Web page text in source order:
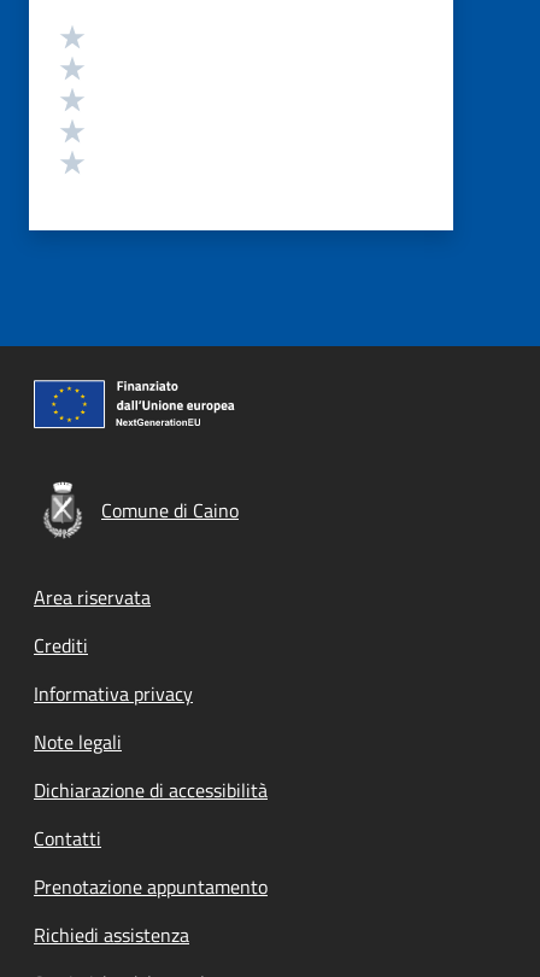
Valutazione
Comune di Caino
Footer menu
Area riservata
Crediti
Informativa privacy
Note legali
Dichiarazione di accessibilità
Contatti
Prenotazione appuntamento
Richiedi assistenza